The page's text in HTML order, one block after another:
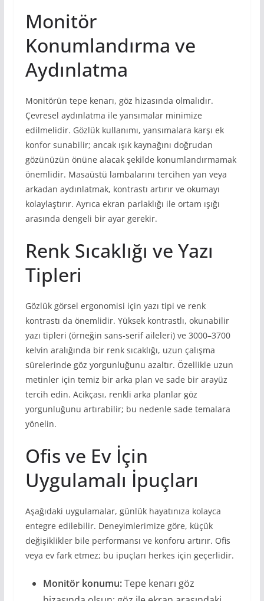
Monitör
Konumlandırma ve
Aydınlatma
Monitörün tepe kenarı, göz hizasında olmalıdır.
Çevresel aydınlatma ile yansımalar minimize
edilmelidir. Gözlük kullanımı, yansımalara karşı ek
konfor sunabilir; ancak ışık kaynağını doğrudan
gözünüzün önüne alacak şekilde konumlandırmamak
önemlidir. Masaüstü lambalarını tercihen yan veya
arkadan aydınlatmak, kontrastı artırır ve okumayı
kolaylaştırır. Ayrıca ekran parlaklığı ile ortam ışığı
arasında dengeli bir ayar gerekir.
Renk Sıcaklığı ve Yazı
Tipleri
Gözlük görsel ergonomisi için yazı tipi ve renk
kontrastı da önemlidir. Yüksek kontrastlı, okunabilir
yazı tipleri (örneğin sans-serif aileleri) ve 3000–3700
kelvin aralığında bir renk sıcaklığı, uzun çalışma
sürelerinde göz yorgunluğunu azaltır. Özellikle uzun
metinler için temiz bir arka plan ve sade bir arayüz
tercih edin. Acikçası, renkli arka planlar göz
yorgunluğunu artırabilir; bu nedenle sade temalara
yönelin.
Ofis ve Ev İçin
Uygulamalı İpuçları
Aşağıdaki uygulamalar, günlük hayatınıza kolayca
entegre edilebilir. Deneyimlerimize göre, küçük
değişiklikler bile performansı ve konforu artırır. Ofis
veya ev fark etmez; bu ipuçları herkes için geçerlidir.
Monitör konumu:Tepe kenarı göz